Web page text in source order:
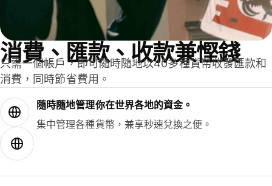
消費、匯款、收款兼慳錢
只需一個帳戶，即可隨時隨地以40多種貨幣收發匯款和
消費，同時節省費用。
隨時隨地管理你在世界各地的資金。
集中管理各種貨幣，兼享秒速兌換之便。